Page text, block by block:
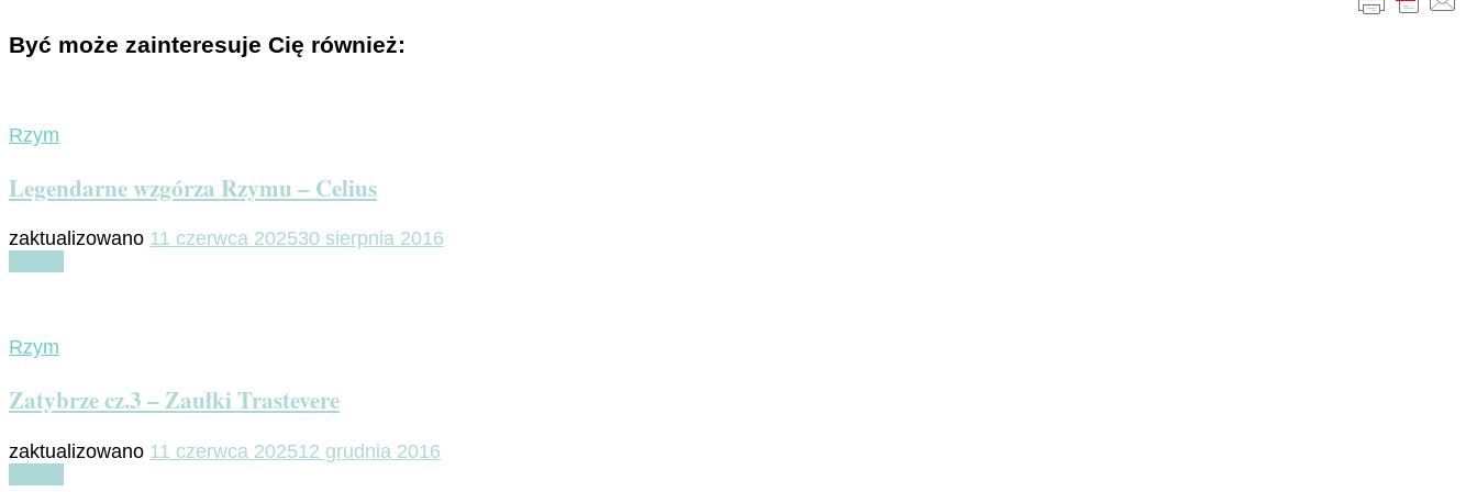
Być może zainteresuje Cię również:
Rzym
Legendarne wzgórza Rzymu – Celius
zaktualizowano 11 czerwca 202530 sierpnia 2016
Rzym
Zatybrze cz.3 – Zaułki Trastevere
zaktualizowano 11 czerwca 202512 grudnia 2016